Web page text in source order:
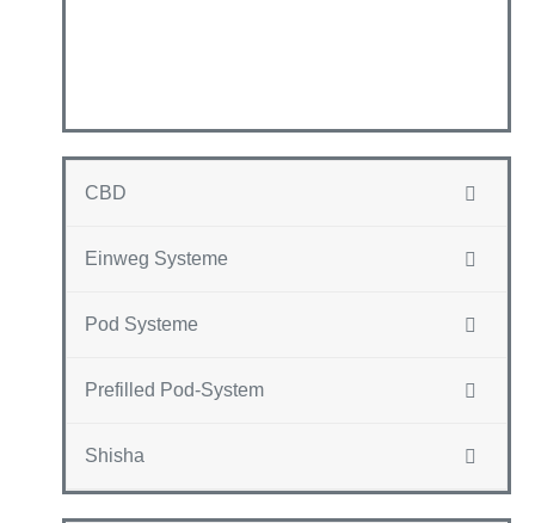
CBD
Einweg Systeme
Pod Systeme
Prefilled Pod-System
Shisha